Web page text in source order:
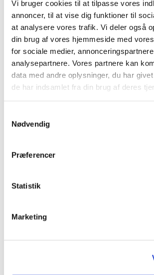
Vi bruger cookies til at tilpasse vores
annoncer, til at vise dig funktioner til
at analysere vores trafik. Vi deler også
din brug af vores hjemmeside med
for sociale medier,
analysepartnere. Vores partnere kan
data med andre oplysninger, du har
de har indsamlet fra din brug af deres
Nødvendig
Præferencer
Statistik
Marketing
2025 (158)
2024 (224)
2023 (195)
2022 (197)
2020 (263)
december (24)
september (20)
juli (11)
april (24)
februar (12)
2019 (159)